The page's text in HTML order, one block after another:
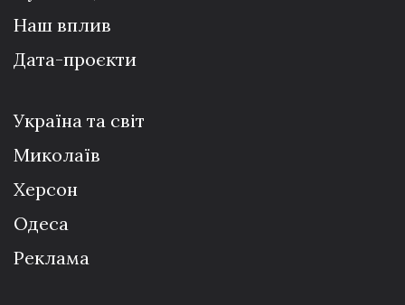
Наш вплив
Дата-проєкти
Україна та світ
Миколаїв
Херсон
Одеса
Реклама